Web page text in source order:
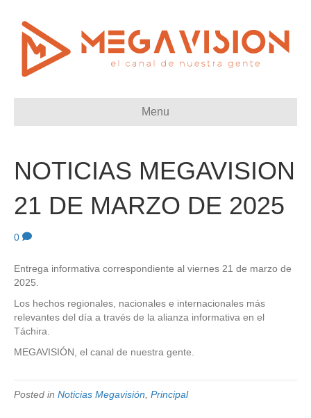
Menu
NOTICIAS MEGAVISION
21 DE MARZO DE 2025
0
Entrega informativa correspondiente al viernes 21 de marzo de
2025.
Los hechos regionales, nacionales e internacionales más
relevantes del día a través de la alianza informativa en el
Táchira.
MEGAVISIÓN, el canal de nuestra gente.
Posted in Noticias Megavisión Principal